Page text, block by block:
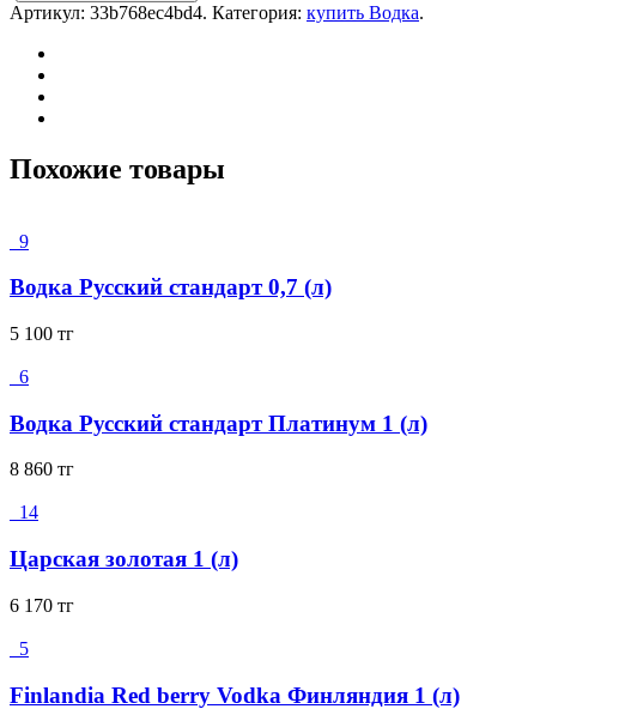
Артикул: 33b768ec4bd4. Категория: купить Водка.
Похожие товары
9
Водка Русский стандарт 0,7 (л)
5 100 тг
6
Водка Русский стандарт Платинум 1 (л)
8 860 тг
14
Царская золотая 1 (л)
6 170 тг
5
Finlandia Red berry Vodka Финляндия 1 (л)